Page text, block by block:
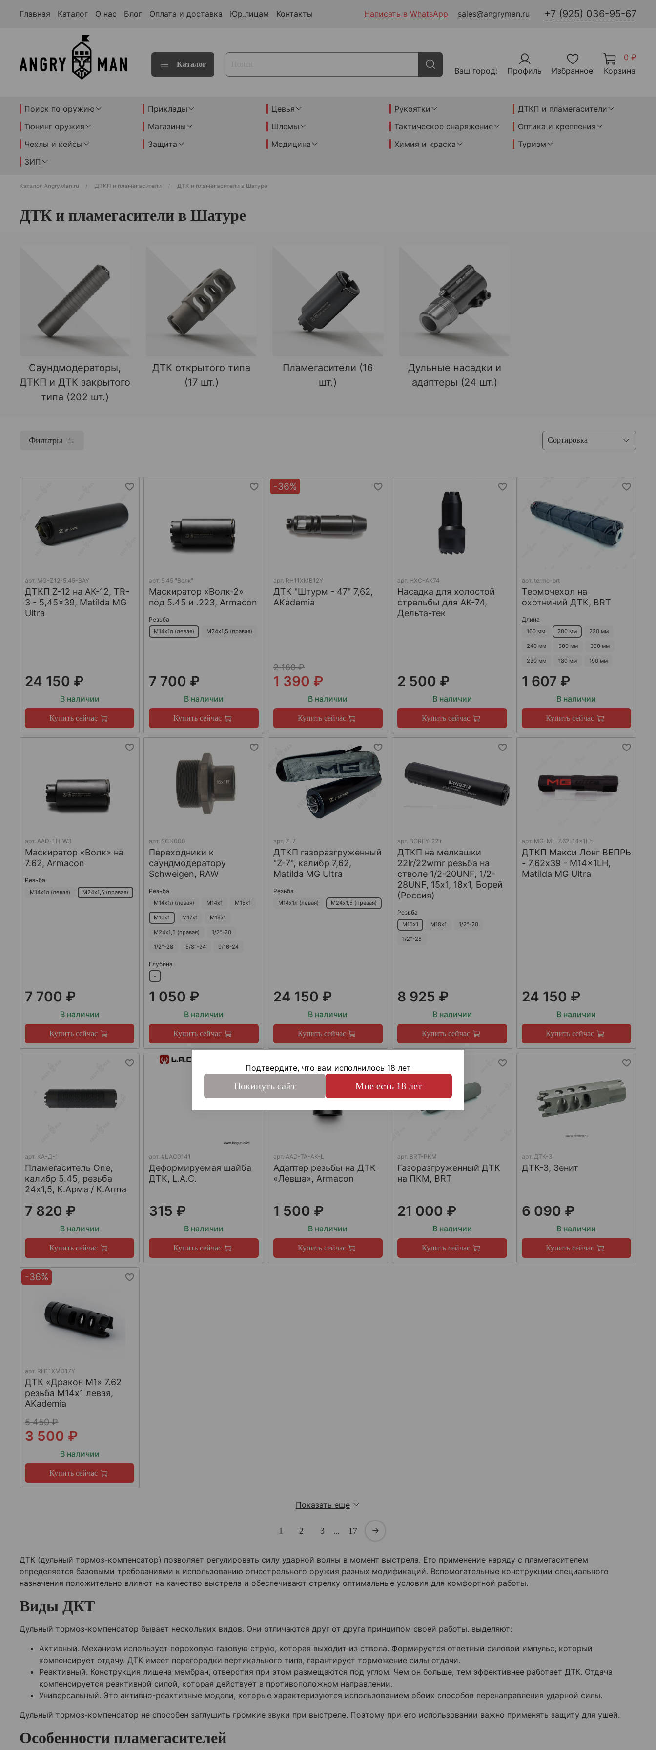
Главная Каталог О нас Блог Оплата и доставка Юр.лицам Контакты Написать в WhatsApp sales@angryman.ru +7 (925) 036-95-67
Каталог
Ваш город: Профиль Избранное
0 ₽
Корзина
Поиск по оружию Приклады Цевья Рукоятки
ДТКП и пламегасители
Тюнинг оружия
Магазины Шлемы Тактическое снаряжение
Оптика и крепления
Чехлы и кейсы
Защита Медицина Химия и краска
Туризм
ЗИП
Каталог AngryMan.ru ДТКП и пламегасители ДТК и пламегасители в Шатуре
ДТК и пламегасители в Шатуре
Саундмодераторы,
ДТКП и ДТК закрытого
типа (202 шт.)
ДТК открытого типа
(17 шт.)
Пламегасители (16
шт.)
Дульные насадки и
адаптеры (24 шт.)
Фильтры
арт. MG-Z12-5.45-BAY
ДТКП Z-12 на АК-12, TR-
3 - 5,45x39, Matilda MG
Ultra
24 150 ₽
В наличии
Купить сейчас
арт. 5,45 "Волк"
Маскиратор «Волк-2»
под 5.45 и .223, Armacon
Резьба
М14х1л (левая) М24х1,5 (правая)
7 700 ₽
В наличии
Купить сейчас
-36%
арт. RH11XMB12Y
ДТК "Штурм - 47" 7,62,
AKademia
2 180 ₽
1 390 ₽
В наличии
Купить сейчас
арт. НХС-АК74
Насадка для холостой
стрельбы для АК-74,
Дельта-тек
2 500 ₽
В наличии
Купить сейчас
арт. termo-brt
Термочехол на
охотничий ДТК, BRT
Длина
160 мм 200 мм 220 мм
240 мм 300 мм 350 мм
230 мм 180 мм 190 мм
1 607 ₽
В наличии
Купить сейчас
арт. AAD-FH-W3
Маскиратор «Волк» на
7.62, Armacon
Резьба
М14х1л (левая) М24х1,5 (правая)
7 700 ₽
В наличии
Купить сейчас
арт. SCH000
Переходники к
саундмодератору
Schweigen, RAW
Резьба
М14х1л (левая) М14х1 М15х1
М16х1 М17х1 М18х1
М24х1,5 (правая) 1/2"-20
1/2"-28 5/8"-24 9/16-24
Глубина
-
1 050 ₽
В наличии
Купить сейчас
арт. Z-7
ДТКП газоразгруженный
"Z-7", калибр 7,62,
Matilda MG Ultra
Резьба
М14х1л (левая) М24х1,5 (правая)
24 150 ₽
В наличии
Купить сейчас
арт. BOREY-22lr
ДТКП на мелкашки
22lr/22wmr резьба на
стволе 1/2-20UNF, 1/2-
28UNF, 15х1, 18х1, Борей
(Россия)
Резьба
М15х1 М18х1 1/2"-20
1/2"-28
8 925 ₽
В наличии
Купить сейчас
арт. MG-ML-7.62-14x1Lh
ДТКП Макси Лонг ВЕПРЬ
- 7,62x39 - M14x1LH,
Matilda MG Ultra
24 150 ₽
В наличии
Купить сейчас
арт. КА-Д-1
Пламегаситель One,
калибр 5.45, резьба
24х1,5, К.Арма / K.Arma
7 820 ₽
В наличии
Купить сейчас
арт.#LAC0141
Деформируемая шайба
ДТК, L.A.C.
315 ₽
В наличии
Купить сейчас
арт. AAD-TA-AK-L
Адаптер резьбы на ДТК
«Левша», Armacon
1 500 ₽
В наличии
Купить сейчас
арт. BRT-PKM
Газоразгруженный ДТК
на ПКМ, BRT
21 000 ₽
В наличии
Купить сейчас
арт. ДТК-3
ДТК-3, Зенит
6 090 ₽
В наличии
Купить сейчас
-36%
арт. RH11XMD17Y
ДТК «Дракон М1» 7.62
резьба М14х1 левая,
AKademia
5 450 ₽
3 500 ₽
В наличии
Купить сейчас
Показать еще
1 2 3 … 17
ДТК (дульный тормоз-компенсатор) позволяет регулировать силу ударной волны в момент выстрела. Его применение наряду с пламегасителем
определяется базовыми требованиями к использованию огнестрельного оружия разных модификаций. Вспомогательные конструкции специального
назначения положительно влияют на качество выстрела и обеспечивают стрелку оптимальные условия для комфортной работы.
Виды ДКТ
Дульный тормоз-компенсатор бывает нескольких видов. Они отличаются друг от друга принципом своей работы. выделяют:
Активный. Механизм использует пороховую газовую струю, которая выходит из ствола. Формируется ответный силовой импульс, который
компенсирует отдачу. ДТК имеет перегородки вертикального типа, гарантирует торможение силы отдачи.
Реактивный. Конструкция лишена мембран, отверстия при этом размещаются под углом. Чем он больше, тем эффективнее работает ДТК. Отдача
компенсируется реактивной силой, которая действует в противоположном направлении.
Универсальный. Это активно-реактивные модели, которые характеризуются использованием обоих способов перенаправления ударной силы.
Дульный тормоз-компенсатор не способен заглушить громкие звуки при выстреле. Поэтому при его использовании важно применять защиту для ушей.
Особенности пламегасителей
Подтвердите, что вам исполнилось 18 лет
Покинуть сайт Мне есть 18 лет